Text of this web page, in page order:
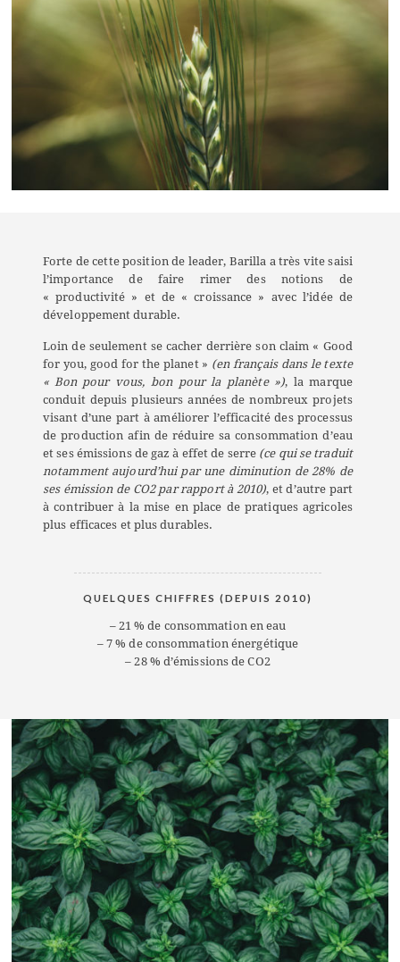
Forte de cette position de leader, Barilla a très vite saisi
l’importance de faire rimer des notions de
« productivité » et de « croissance » avec l’idée de
développement durable.
Loin de seulement se cacher derrière son claim « Good
for you, good for the planet » (en français dans le texte
« Bon pour vous, bon pour la planète »), la marque
conduit depuis plusieurs années de nombreux projets
visant d’une part à améliorer l’efficacité des processus
de production afin de réduire sa consommation d’eau
et ses émissions de gaz à effet de serre (ce qui se traduit
notamment aujourd’hui par une diminution de 28% de
ses émission de CO2 par rapport à 2010), et d’autre part
à contribuer à la mise en place de pratiques agricoles
plus efficaces et plus durables.
QUELQUES CHIFFRES (DEPUIS 2010)
– 21 % de consommation en eau
– 7 % de consommation énergétique
– 28 % d’émissions de CO2